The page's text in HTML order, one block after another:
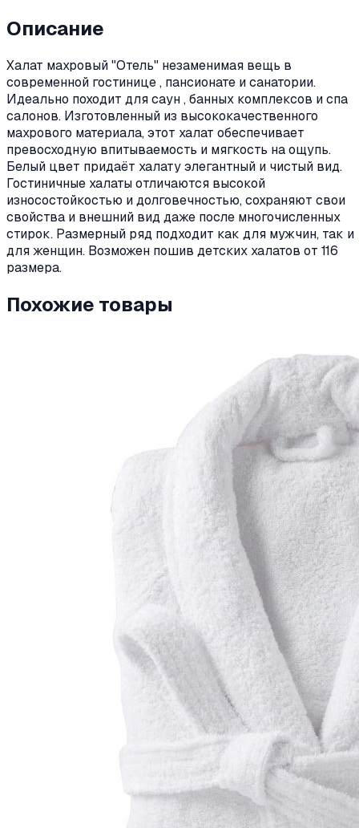
Описание
Халат махровый "Отель" незаменимая вещь в
современной гостинице , пансионате и санатории.
Идеально походит для саун , банных комплексов и спа
салонов. Изготовленный из высококачественного
махрового материала, этот халат обеспечивает
превосходную впитываемость и мягкость на ощупь.
Белый цвет придаёт халату элегантный и чистый вид.
Гостиничные халаты отличаются высокой
износостойкостью и долговечностью, сохраняют свои
свойства и внешний вид даже после многочисленных
стирок. Размерный ряд подходит как для мужчин, так и
для женщин. Возможен пошив детских халатов от 116
размера.
Похожие товары